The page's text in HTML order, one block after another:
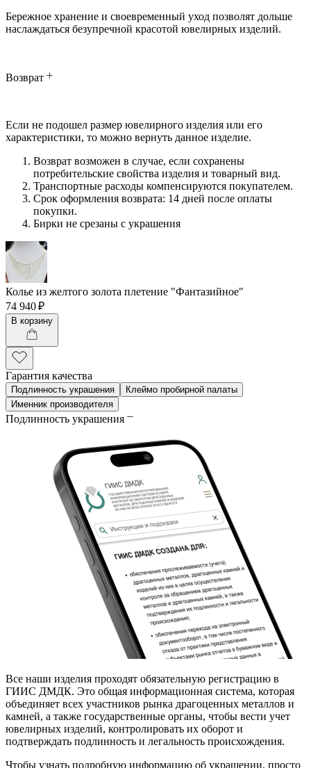
Бережное хранение и своевременный уход позволят дольше
наслаждаться безупречной красотой ювелирных изделий.
Возврат
Если не подошел размер ювелирного изделия или его
характеристики, то можно вернуть данное изделие.
Возврат возможен в случае, если сохранены
потребительские свойства изделия и товарный вид.
Транспортные расходы компенсируются покупателем.
Срок оформления возврата: 14 дней после оплаты
покупки.
Бирки не срезаны с украшения
Колье из желтого золота плетение "Фантазийное"
74 940 ₽
В корзину
Гарантия качества
Подлинность украшения
Клеймо пробирной палаты
Именник производителя
Подлинность украшения
Все наши изделия проходят обязательную регистрацию в
ГИИС ДМДК. Это общая информационная система, которая
объединяет всех участников рынка драгоценных металлов и
камней, а также государственные органы, чтобы вести учет
ювелирных изделий, контролировать их оборот и
подтверждать подлинность и легальность происхождения.
Чтобы узнать подробную информацию об украшении, просто